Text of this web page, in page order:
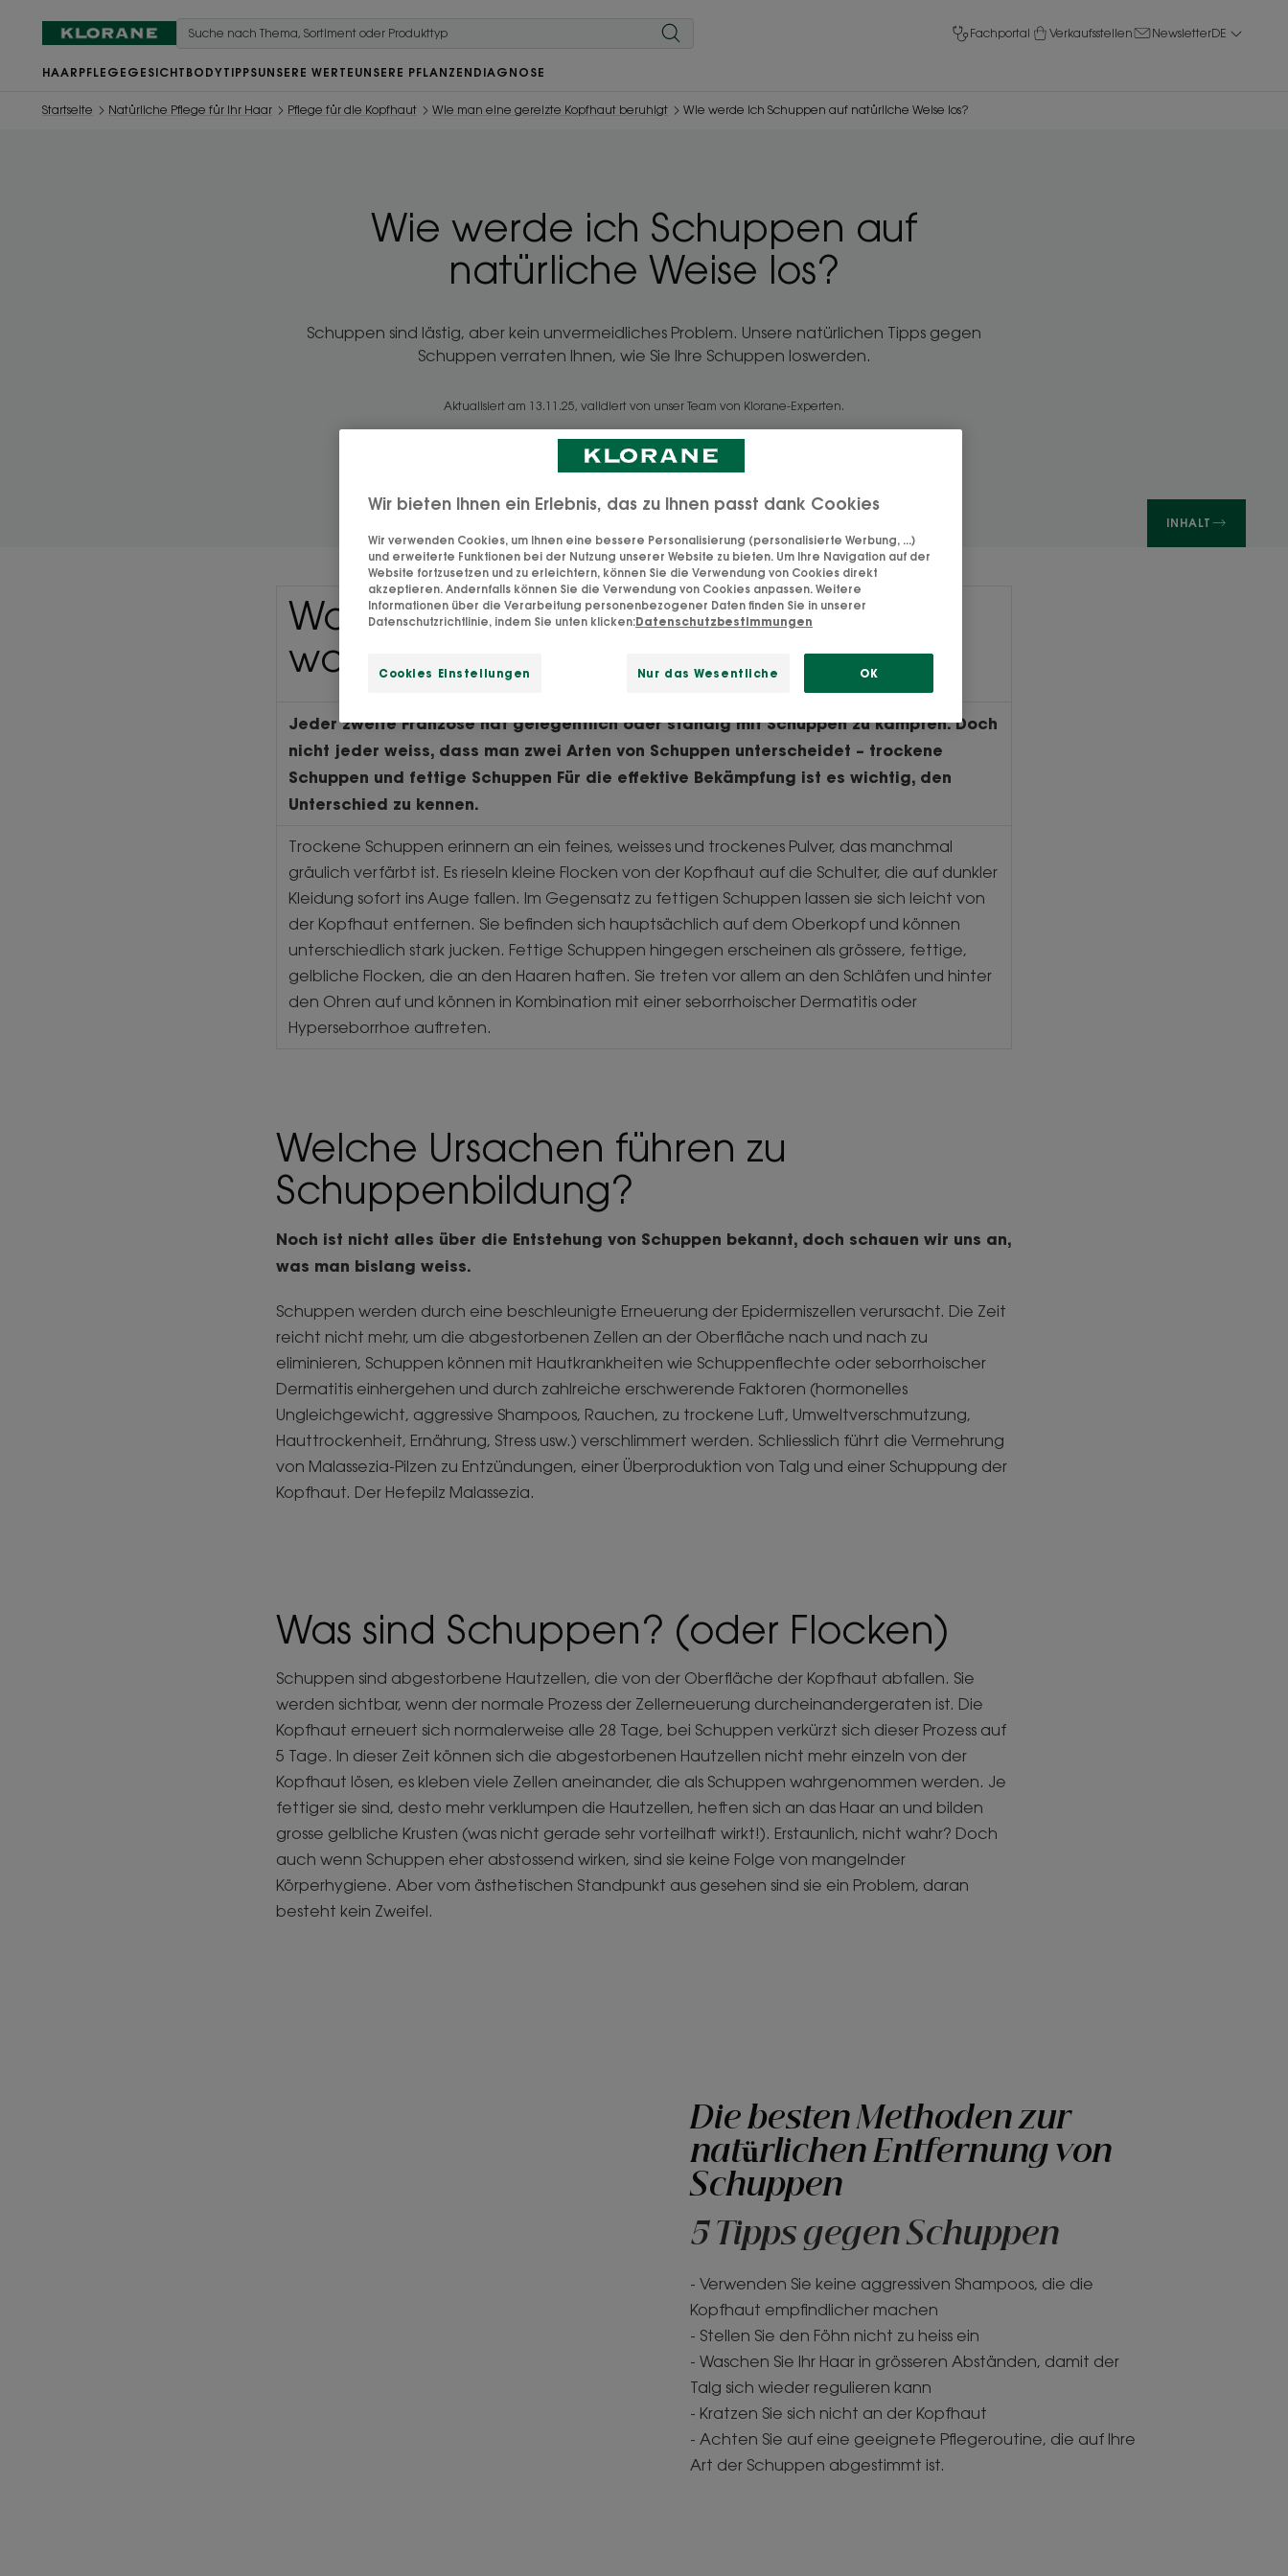
Fachportal Verkaufsstellen NewsletterDE
HAARPFLEGE GESICHT BODYTIPPSUNSERE WERTE UNSERE PFLANZEN DIAGNOSE
Startseite Natürliche Pflege für Ihr Haar Pflege für die Kopfhaut Wie man eine gereizte Kopfhaut beruhigt Wie werde ich Schuppen auf natürliche Weise los?
Wie werde ich Schuppen auf
natürliche Weise los?
Schuppen sind lästig, aber kein unvermeidliches Problem. Unsere natürlichen Tipps gegen
Schuppen verraten Ihnen, wie Sie Ihre Schuppen loswerden.
Aktualisiert am 13.11.25, validiert von unser Team von Klorane-Experten.
Wie man eine gereizte Kopfhaut beruhigt
INHALT
Woran man Schuppen erkennt und
was man dagegen tun kann.
Jeder zweite Franzose hat gelegentlich oder ständig mit Schuppen zu kämpfen. Doch
nicht jeder weiss, dass man zwei Arten von Schuppen unterscheidet – trockene
Schuppen und fettige Schuppen Für die effektive Bekämpfung ist es wichtig, den
Unterschied zu kennen.
Trockene Schuppen erinnern an ein feines, weisses und trockenes Pulver, das manchmal
gräulich verfärbt ist. Es rieseln kleine Flocken von der Kopfhaut auf die Schulter, die auf dunkler
Kleidung sofort ins Auge fallen. Im Gegensatz zu fettigen Schuppen lassen sie sich leicht von
der Kopfhaut entfernen. Sie befinden sich hauptsächlich auf dem Oberkopf und können
unterschiedlich stark jucken. Fettige Schuppen hingegen erscheinen als grössere, fettige,
gelbliche Flocken, die an den Haaren haften. Sie treten vor allem an den Schläfen und hinter
den Ohren auf und können in Kombination mit einer seborrhoischer Dermatitis oder
Hyperseborrhoe auftreten.
Welche Ursachen führen zu
Schuppenbildung?
Noch ist nicht alles über die Entstehung von Schuppen bekannt, doch schauen wir uns an,
was man bislang weiss.
Schuppen werden durch eine beschleunigte Erneuerung der Epidermiszellen verursacht. Die Zeit
reicht nicht mehr, um die abgestorbenen Zellen an der Oberfläche nach und nach zu
eliminieren, Schuppen können mit Hautkrankheiten wie Schuppenflechte oder seborrhoischer
Dermatitis einhergehen und durch zahlreiche erschwerende Faktoren (hormonelles
Ungleichgewicht, aggressive Shampoos, Rauchen, zu trockene Luft, Umweltverschmutzung,
Hauttrockenheit, Ernährung, Stress usw.) verschlimmert werden. Schliesslich führt die Vermehrung
von Malassezia-Pilzen zu Entzündungen, einer Überproduktion von Talg und einer Schuppung der
Kopfhaut. Der Hefepilz Malassezia.
Was sind Schuppen? (oder Flocken)
Schuppen sind abgestorbene Hautzellen, die von der Oberfläche der Kopfhaut abfallen. Sie
werden sichtbar, wenn der normale Prozess der Zellerneuerung durcheinandergeraten ist. Die
Kopfhaut erneuert sich normalerweise alle 28 Tage, bei Schuppen verkürzt sich dieser Prozess auf
5 Tage. In dieser Zeit können sich die abgestorbenen Hautzellen nicht mehr einzeln von der
Kopfhaut lösen, es kleben viele Zellen aneinander, die als Schuppen wahrgenommen werden. Je
fettiger sie sind, desto mehr verklumpen die Hautzellen, heften sich an das Haar an und bilden
grosse gelbliche Krusten (was nicht gerade sehr vorteilhaft wirkt!). Erstaunlich, nicht wahr? Doch
auch wenn Schuppen eher abstossend wirken, sind sie keine Folge von mangelnder
Körperhygiene. Aber vom ästhetischen Standpunkt aus gesehen sind sie ein Problem, daran
besteht kein Zweifel.
Die besten Methoden zur
natürlichen Entfernung von
Schuppen
5 Tipps gegen Schuppen
- Verwenden Sie keine aggressiven Shampoos, die die
Kopfhaut empfindlicher machen
- Stellen Sie den Föhn nicht zu heiss ein
- Waschen Sie Ihr Haar in grösseren Abständen, damit der
Talg sich wieder regulieren kann
- Kratzen Sie sich nicht an der Kopfhaut
- Achten Sie auf eine geeignete Pflegeroutine, die auf Ihre
Art der Schuppen abgestimmt ist.
Wir bieten Ihnen ein Erlebnis, das zu Ihnen passt dank Cookies
Wir verwenden Cookies, um Ihnen eine bessere Personalisierung (personalisierte Werbung, ...)
und erweiterte Funktionen bei der Nutzung unserer Website zu bieten. Um Ihre Navigation auf der
Website fortzusetzen und zu erleichtern, können Sie die Verwendung von Cookies direkt
akzeptieren. Andernfalls können Sie die Verwendung von Cookies anpassen. Weitere
Informationen über die Verarbeitung personenbezogener Daten finden Sie in unserer
Datenschutzrichtlinie, indem Sie unten klicken:Datenschutzbestimmungen
Cookies Einstellungen Nur das Wesentliche OK